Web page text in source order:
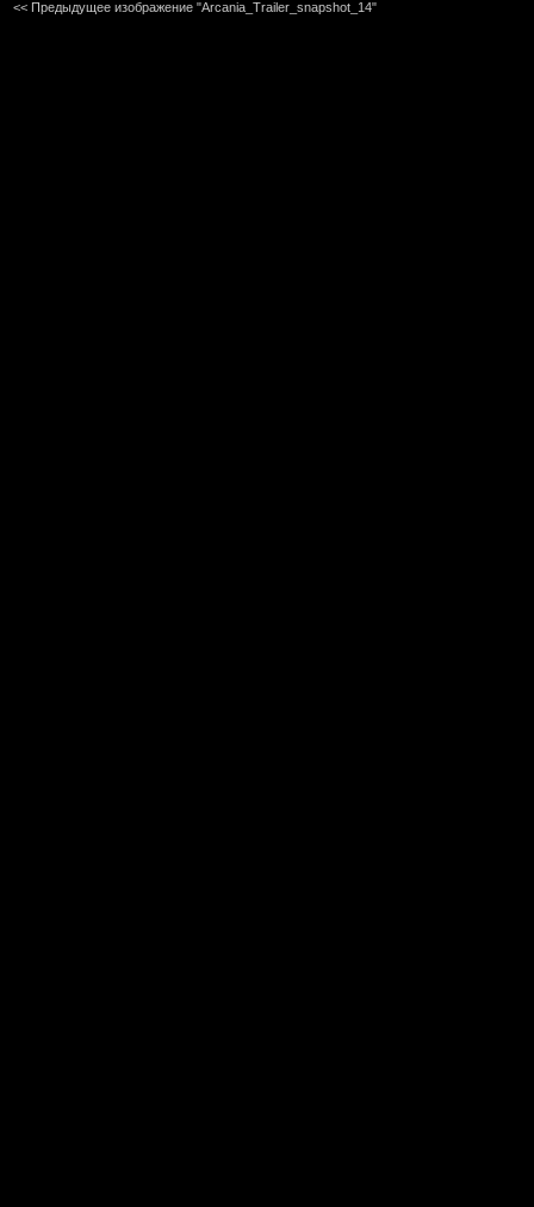
<< Предыдущее изображение "Arcania_Trailer_snapshot_14"